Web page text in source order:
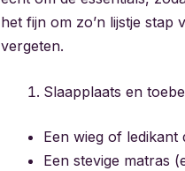
het fijn om zo’n lijstje
vergeten.
Slaapplaats en
Een wieg of
Een stevige matras